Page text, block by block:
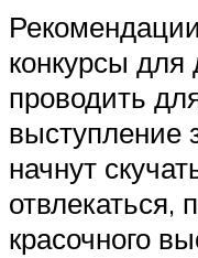
конкурсы для
проводить
выступление
начнут
отвлекаться,
красочного